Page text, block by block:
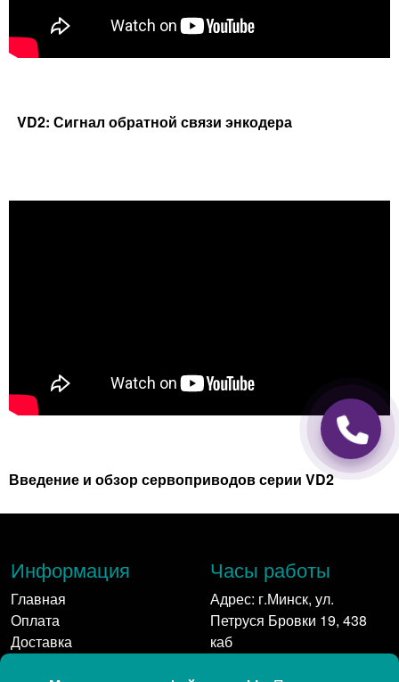
VD2: Сигнал обратной связи энкодера
Введение и обзор сервоприводов серии VD2
Информация
Главная
Оплата
Доставка
Часы работы
Адрес: г.Минск, ул.
Петруся Бровки 19, 438
каб